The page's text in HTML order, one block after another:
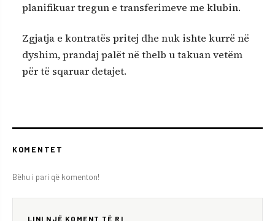
planifikuar tregun e transferimeve me klubin.
Zgjatja e kontratës pritej dhe nuk ishte kurrë në
dyshim, prandaj palët në thelb u takuan vetëm
për të sqaruar detajet.
KOMENTET
Bëhu i pari që komenton!
LINI NJË KOMENT TË RI